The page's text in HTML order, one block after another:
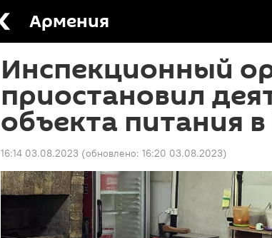
Армения
Инспекционный
приостановил
объекта питания
16:14 03.08.2023 (обновлено: 16:20 03.08.2023)